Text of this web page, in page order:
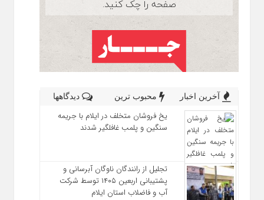
آخرین اخبار محبوب ترین دیدگاهها
یخ‌ فروشان متخلف در ایلام با جریمه
سنگین و پلمب غافلگیر شدند
تجلیل از رانندگان ناوگان آبرسانی و
پشتیبانی اربعین ۱۴۰۵ توسط شرکت
آب و فاضلاب استان ایلام